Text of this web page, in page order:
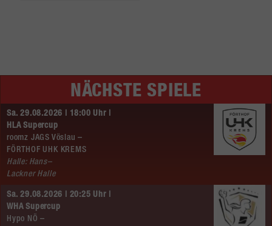
NÄCHSTE SPIELE
Sa. 29.08.2026 | 18:00 Uhr |
HLA Supercup
roomz JAGS Vöslau –
FÖRTHOF UHK KREMS
Halle: Hans–
Lackner Halle
Sa. 29.08.2026 | 20:25 Uhr |
WHA Supercup
Hypo NÖ –